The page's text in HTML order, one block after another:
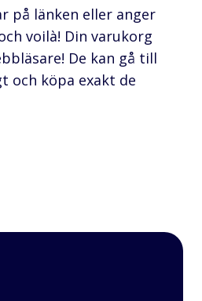
på länken eller anger
voilà! Din varukorg
De kan gå till
och köpa exakt de